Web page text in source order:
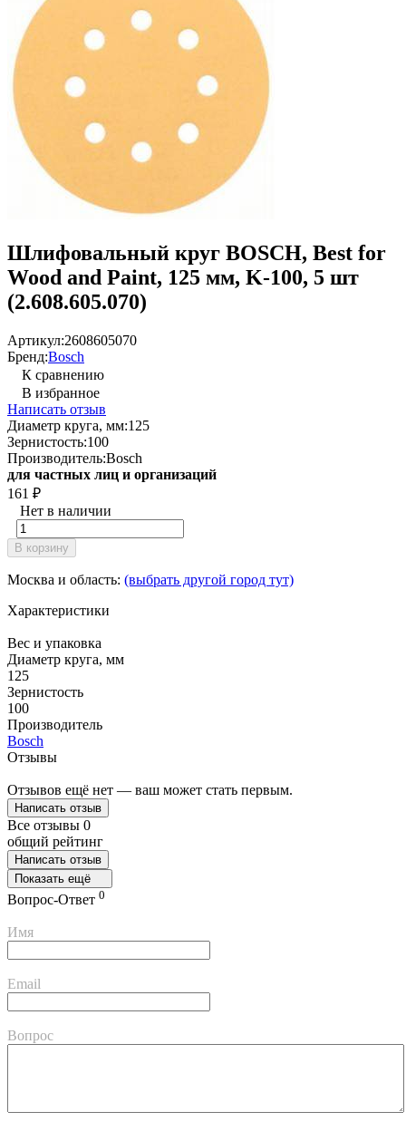
Шлифовальный круг BOSCH, Best for
Wood and Paint, 125 мм, K-100, 5 шт
(2.608.605.070)
Артикул:2608605070
Бренд:Bosch
К сравнению
В избранное
Написать отзыв
Диаметр круга, мм:125
Зернистость:100
Производитель:Bosch
для частных лиц и организаций
161
₽
Нет в наличии
В корзину
Москва и область: (выбрать другой город тут)
Характеристики
Вес и упаковка
Диаметр круга, мм
125
Зернистость
100
Производитель
Bosch
Отзывы
Отзывов ещё нет — ваш может стать первым.
Написать отзыв
Все отзывы 0
общий рейтинг
Написать отзыв
Показать ещё
Вопрос-Ответ 0
Имя
Email
Вопрос